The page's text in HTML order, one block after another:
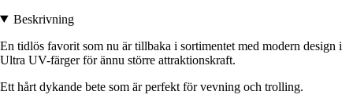
Beskrivning
En tidlös favorit som nu är tillbaka i sortimentet med modern design i
Ultra UV-färger för ännu större attraktionskraft.
Ett hårt dykande bete som är perfekt för vevning och trolling.